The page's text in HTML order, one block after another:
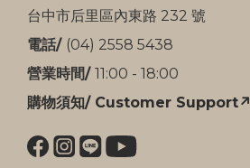
台中市后里區內東路 232 號
電話/ (04) 2558 5438
營業時間/ 11:00 - 18:00
購物須知/ Customer Support↗